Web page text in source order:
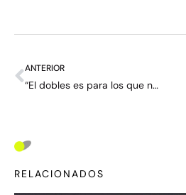
ANTERIOR
“El dobles es para los que no pueden con el singles; después van al pádel o al pickleball” – entrevista con Alexander Bublik
RELACIONADOS